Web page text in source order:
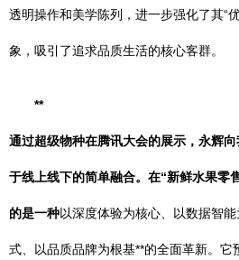
透明操作和美学陈列，进一步强化了其“
象，吸引了追求品质生活的核心客群。
**
通过超级物种在腾讯大会的展示，永辉
于线上线下的简单融合。在“新鲜水果零
的是一种以深度体验为核心、以数据智
式、以品质品牌为根基**的全面革新。它